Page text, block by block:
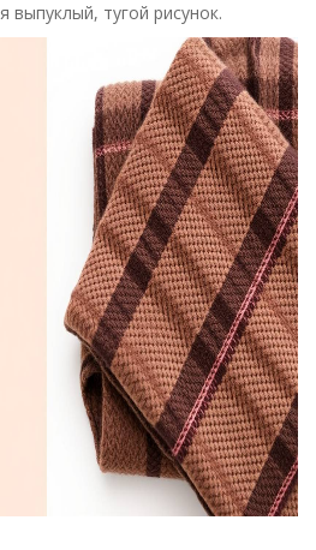
выпуклый, тугой рисунок.